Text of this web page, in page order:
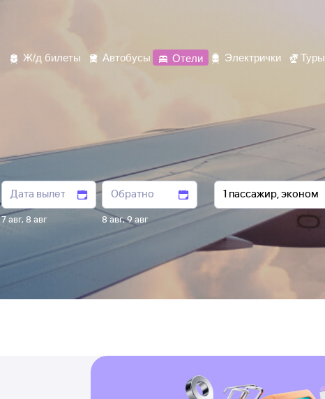
Ж/д билеты Автобусы Отели Электрички Туры
7 авг, 8 авг 8 авг,9 авг